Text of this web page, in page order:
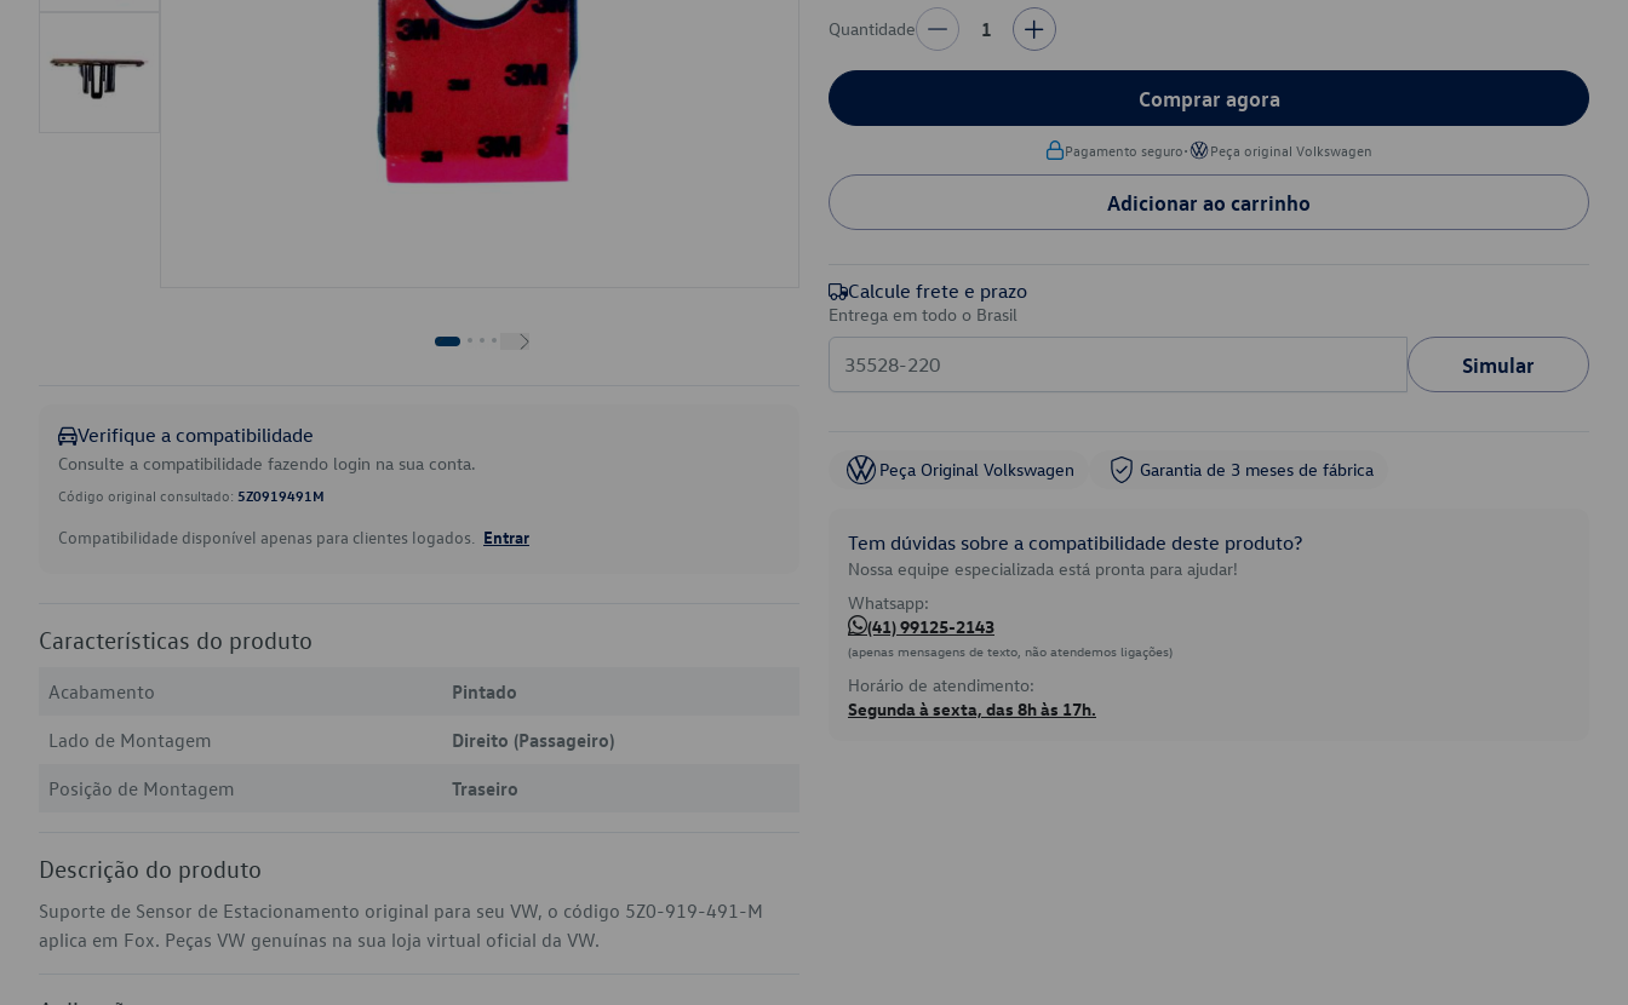
Verifique a compatibilidade
Consulte a compatibilidade fazendo login na sua conta.
Código original consultado: 5Z0919491M
Compatibilidade disponível apenas para clientes logados. Entrar
Características do produto
Acabamento
Pintado
Lado de Montagem
Direito (Passageiro)
Posição de Montagem
Traseiro
Descrição do produto
Suporte de Sensor de Estacionamento original para seu VW, o código 5Z0-919-491-M
aplica em Fox. Peças VW genuínas na sua loja virtual oficial da VW.
Quantidade 1
Comprar agora
Pagamento seguro• Peça original Volkswagen
Adicionar ao carrinho
Calcule frete e prazo
Entrega em todo o Brasil
Simular
Peça Original Volkswagen Garantia de 3 meses de fábrica
Tem dúvidas sobre a compatibilidade deste produto?
Nossa equipe especializada está pronta para ajudar!
Whatsapp:
(41) 99125-2143
(apenas mensagens de texto, não atendemos ligações)
Horário de atendimento:
Segunda à sexta, das 8h às 17h.